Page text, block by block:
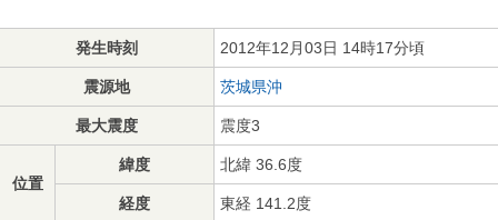
発生時刻 2012年12月03日 14時17分頃
震源地 茨城県沖
最大震度 震度3
位置
緯度 北緯 36.6度
経度 東経 141.2度